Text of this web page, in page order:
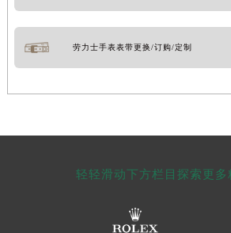
劳力士手表表带更换/订购/定制
轻轻滑动下方栏目探索更多